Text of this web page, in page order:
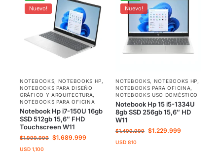
Nuevo!
NOTEBOOKS, NOTEBOOKS HP,
NOTEBOOKS PARA DISEÑO
GRÁFICO Y ARQUITECTURA,
NOTEBOOKS PARA OFICINA
Notebook Hp i7-150U 16gb
SSD 512gb 15,6″ FHD
Touchscreen W11
$1.999.999 $1.689.999
USD 1,100
Nuevo!
NOTEBOOKS, NOTEBOOKS HP,
NOTEBOOKS PARA OFICINA,
NOTEBOOKS USO DOMÉSTICO
Notebook Hp 15 i5-1334U
8gb SSD 256gb 15,6″ HD
W11
$1.499.999 $1.229.999
USD 810